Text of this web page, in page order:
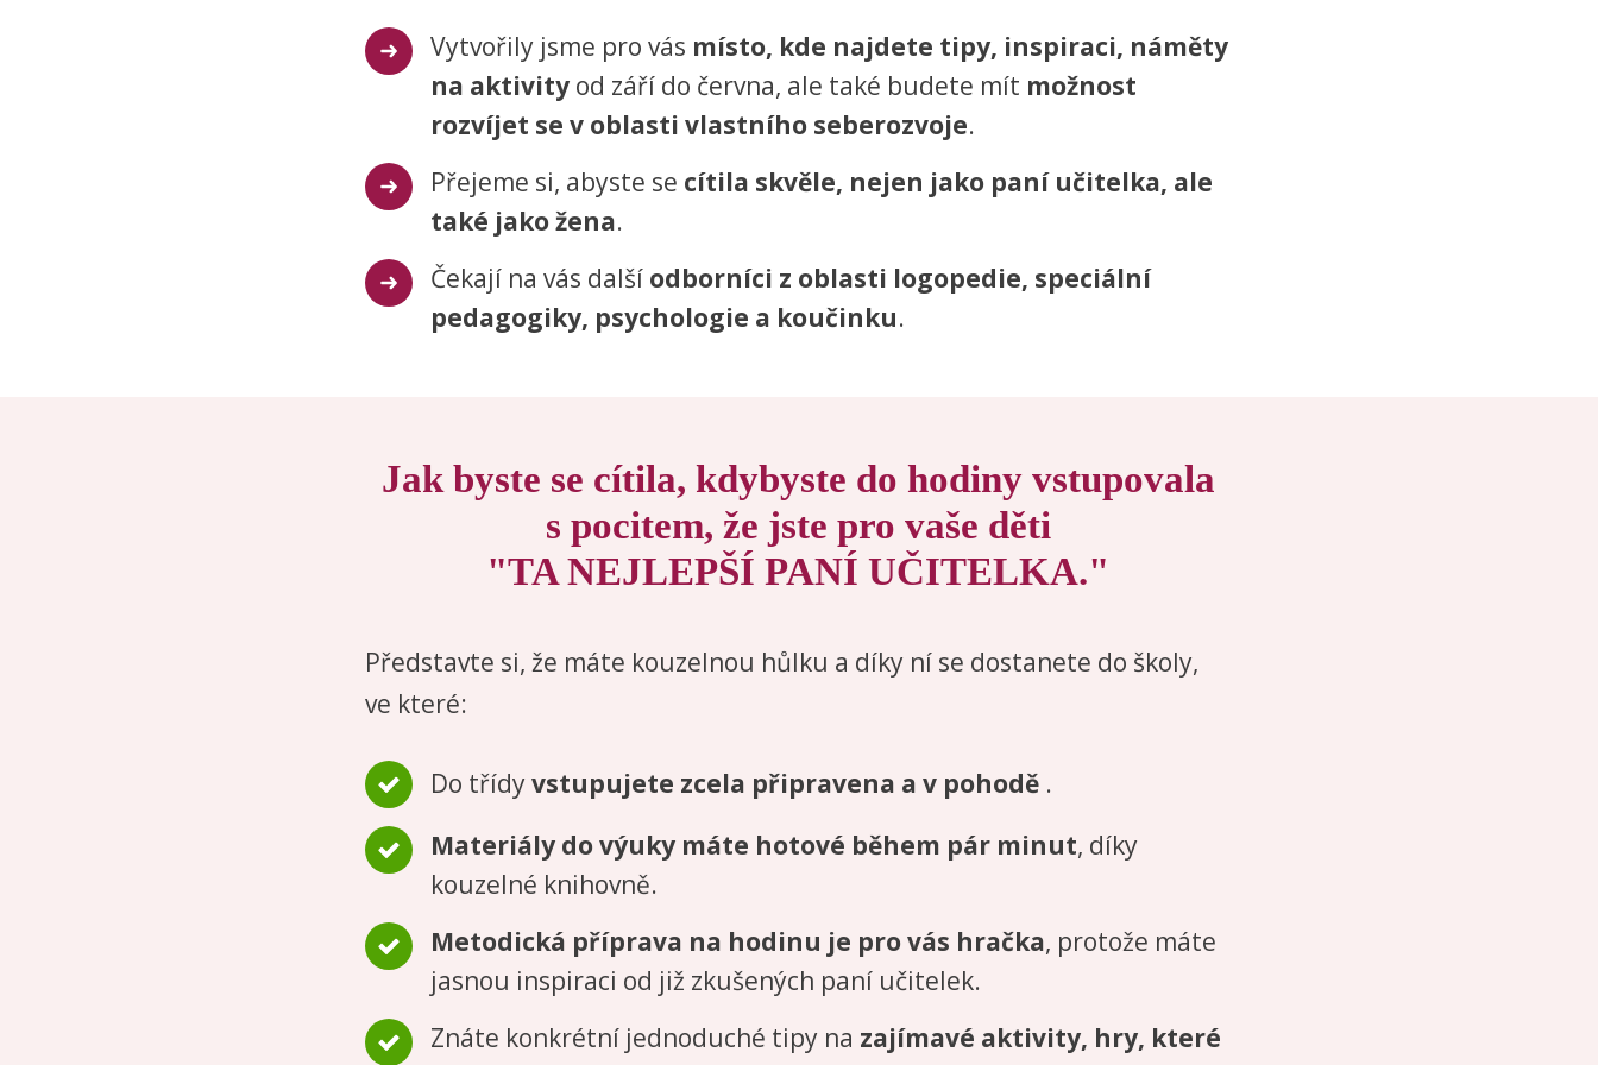
Vytvořily jsme pro vás místo, kde najdete tipy, inspiraci, náměty
na aktivity od září do června, ale také budete mít možnost
rozvíjet se v oblasti vlastního seberozvoje.
Přejeme si, abyste se cítila skvěle, nejen jako paní učitelka, ale
také jako žena.
Čekají na vás další odborníci z oblasti logopedie, speciální
pedagogiky, psychologie a koučinku.
Jak byste se cítila, kdybyste do hodiny vstupovala
s pocitem, že jste pro vaše děti
"TA NEJLEPŠÍ PANÍ UČITELKA."
Představte si, že máte kouzelnou hůlku a díky ní se dostanete do školy,
ve které:
Do třídyvstupujete zcela připravena a v pohodě .
Materiály do výuky máte hotové během pár minut, díky
kouzelné knihovně.
Metodická příprava na hodinu je pro vás hračka, protože máte
jasnou inspiraci od již zkušených paní učitelek.
Znáte konkrétní jednoduché tipy na zajímavé aktivity, hry, které